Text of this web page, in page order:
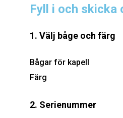
Fyll i och skicka
1. Välj båge och färg
Bågar för kapell
Färg
2. Serienummer